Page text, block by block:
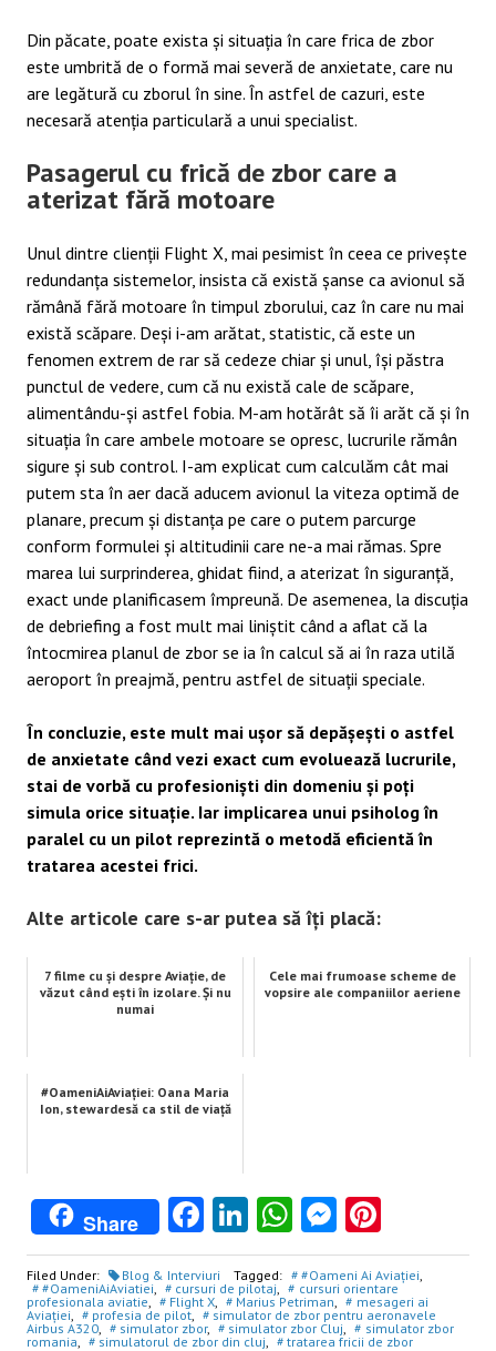
Din păcate, poate exista și situația în care frica de zbor
este umbrită de o formă mai severă de anxietate, care nu
are legătură cu zborul în sine. În astfel de cazuri, este
necesară atenția particulară a unui specialist.
Pasagerul cu frică de zbor care a
aterizat fără motoare
Unul dintre clienții Flight X, mai pesimist în ceea ce privește
redundanța sistemelor, insista că există șanse ca avionul să
rămână fără motoare în timpul zborului, caz în care nu mai
există scăpare. Deși i-am arătat, statistic, că este un
fenomen extrem de rar să cedeze chiar și unul, își păstra
punctul de vedere, cum că nu există cale de scăpare,
alimentându-și astfel fobia. M-am hotărât să îi arăt că și în
situația în care ambele motoare se opresc, lucrurile rămân
sigure și sub control. I-am explicat cum calculăm cât mai
putem sta în aer dacă aducem avionul la viteza optimă de
planare, precum și distanța pe care o putem parcurge
conform formulei și altitudinii care ne-a mai rămas. Spre
marea lui surprinderea, ghidat fiind, a aterizat în siguranță,
exact unde planificasem împreună. De asemenea, la discuția
de debriefing a fost mult mai liniștit când a aflat că la
întocmirea planul de zbor se ia în calcul să ai în raza utilă
aeroport în preajmă, pentru astfel de situații speciale.
În concluzie, este mult mai ușor să depășești o astfel
de anxietate când vezi exact cum evoluează lucrurile,
stai de vorbă cu profesioniști din domeniu și poți
simula orice situație. Iar implicarea unui psiholog în
paralel cu un pilot reprezintă o metodă eficientă în
tratarea acestei frici.
Alte articole care s-ar putea să îți placă:
7 filme cu şi despre Aviaţie, de
văzut când ești în izolare. Și nu
numai
Cele mai frumoase scheme de
vopsire ale companiilor aeriene
#OameniAiAviației: Oana Maria
Ion, stewardesă ca stil de viață
Share Facebook
LinkedIn
WhatsApp
Filed Under: Blog & Interviuri Tagged: #Oameni Ai Aviației
#OameniAiAviatiei
cursuri de pilotaj
cursuri orientare
profesionala aviatie
Flight X Marius Petriman
mesageri ai
Aviației
profesia de pilot
simulator de zbor pentru aeronavele
Airbus A320
simulator zbor, simulator zbor Cluj
simulator zbor
romania
simulatorul de zbor din cluj tratarea fricii de zbor